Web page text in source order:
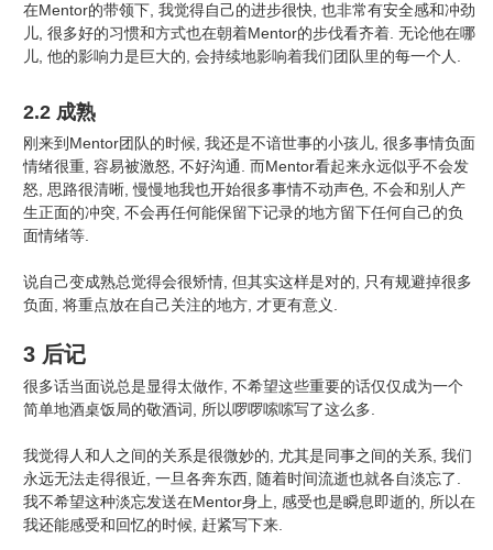
在Mentor的带领下, 我觉得自己的进步很快, 也非常有安全感和冲劲
儿, 很多好的习惯和方式也在朝着Mentor的步伐看齐着. 无论他在哪
儿, 他的影响力是巨大的, 会持续地影响着我们团队里的每一个人.
2.2 成熟
刚来到Mentor团队的时候, 我还是不谙世事的小孩儿, 很多事情负面
情绪很重, 容易被激怒, 不好沟通. 而Mentor看起来永远似乎不会发
怒, 思路很清晰, 慢慢地我也开始很多事情不动声色, 不会和别人产
生正面的冲突, 不会再任何能保留下记录的地方留下任何自己的负
面情绪等.
说自己变成熟总觉得会很矫情, 但其实这样是对的, 只有规避掉很多
负面, 将重点放在自己关注的地方, 才更有意义.
3 后记
很多话当面说总是显得太做作, 不希望这些重要的话仅仅成为一个
简单地酒桌饭局的敬酒词, 所以啰啰嗦嗦写了这么多.
我觉得人和人之间的关系是很微妙的, 尤其是同事之间的关系, 我们
永远无法走得很近, 一旦各奔东西, 随着时间流逝也就各自淡忘了.
我不希望这种淡忘发送在Mentor身上, 感受也是瞬息即逝的, 所以在
我还能感受和回忆的时候, 赶紧写下来.